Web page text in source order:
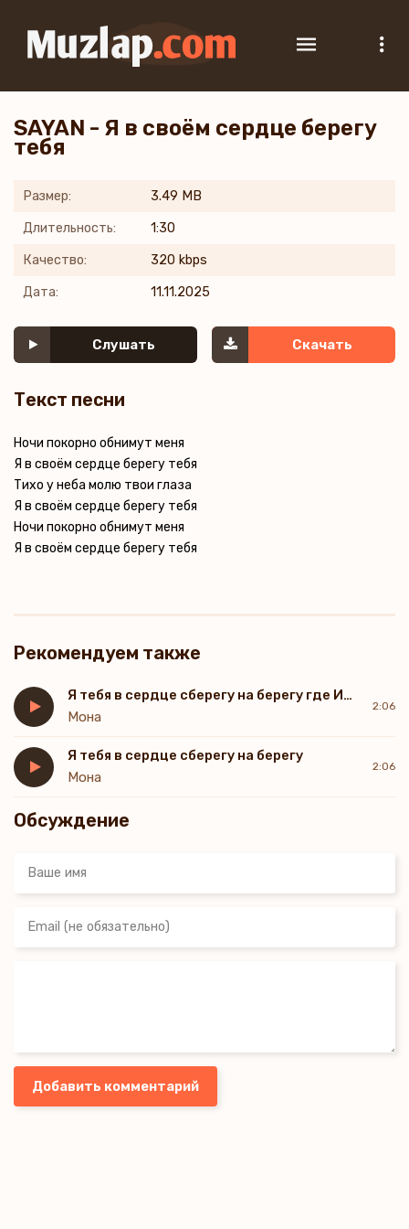
SAYAN - Я в своём сердце берегу
тебя
Размер: 3.49 MB
Длительность: 1:30
Качество: 320 kbps
Дата: 11.11.2025
Слушать Скачать
Текст песни
Ночи покорно обнимут меня
Я в своём сердце берегу тебя
Тихо у неба молю твои глаза
Я в своём сердце берегу тебя
Ночи покорно обнимут меня
Я в своём сердце берегу тебя
Рекомендуем также
Я тебя в сердце сберегу на берегу где Иордан
Мона
2:06
Я тебя в сердце сберегу на берегу
Мона
2:06
Обсуждение
Добавить комментарий